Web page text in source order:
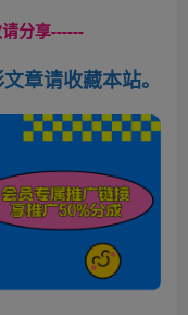
分享------
章请收藏本站。